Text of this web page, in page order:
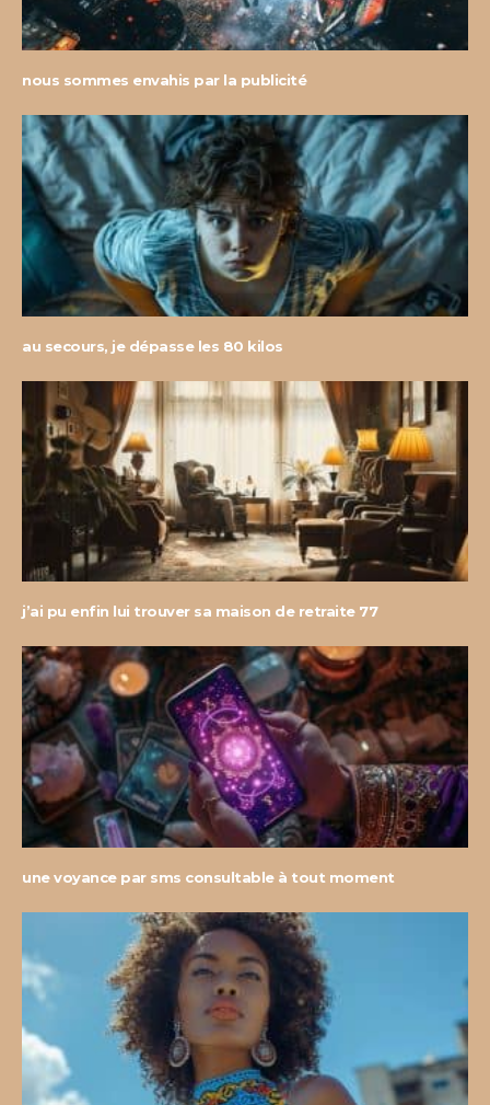
nous sommes envahis par la publicité
au secours, je dépasse les 80 kilos
j’ai pu enfin lui trouver sa maison de retraite 77
une voyance par sms consultable à tout moment